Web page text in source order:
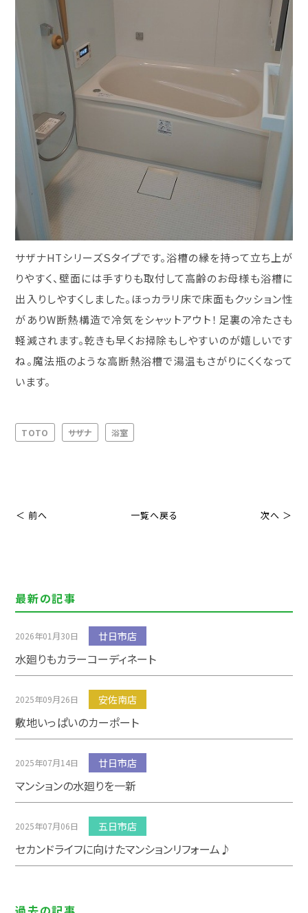
サザナHTシリーズＳタイプです。浴槽の縁を持って立ち上が
りやすく、壁面には手すりも取付して高齢のお母様も浴槽に
出入りしやすくしました。ほっカラリ床で床面もクッション性
がありW断熱構造で冷気をシャットアウト！足裏の冷たさも
軽減されます。乾きも早くお掃除もしやすいのが嬉しいです
ね。魔法瓶のような高断熱浴槽で湯温もさがりにくくなって
います。
TOTO サザナ 浴室
＜ 前へ 一覧へ戻る 次へ ＞
最新の記事
2026年01月30日 廿日市店
水廻りもカラーコーディネート
2025年09月26日 安佐南店
敷地いっぱいのカーポート
2025年07月14日 廿日市店
マンションの水廻りを一新
2025年07月06日 五日市店
セカンドライフに向けたマンションリフォーム♪